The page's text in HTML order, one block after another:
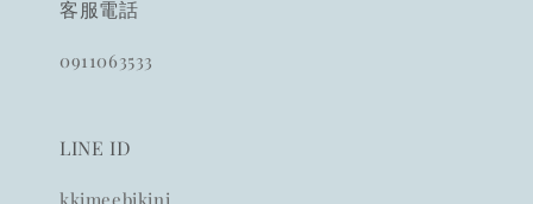
客服電話
0911063533
LINE ID
kkimeebikini